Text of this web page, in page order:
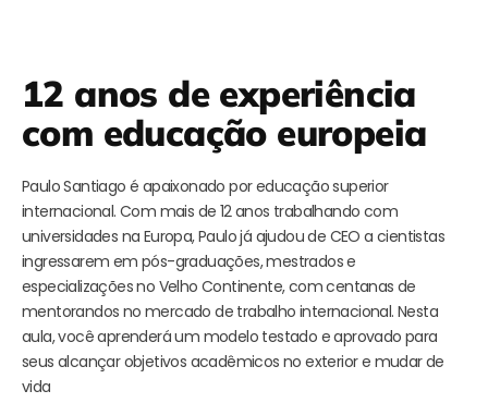
12 anos de experiência
com educação europeia
Paulo Santiago é apaixonado por educação superior
internacional. Com mais de 12 anos trabalhando com
universidades na Europa, Paulo já ajudou de CEO a cientistas
ingressarem em pós-graduações, mestrados e
especializações no Velho Continente, com centanas de
mentorandos no mercado de trabalho internacional. Nesta
aula, você aprenderá um modelo testado e aprovado para
seus alcançar objetivos acadêmicos no exterior e mudar de
vida